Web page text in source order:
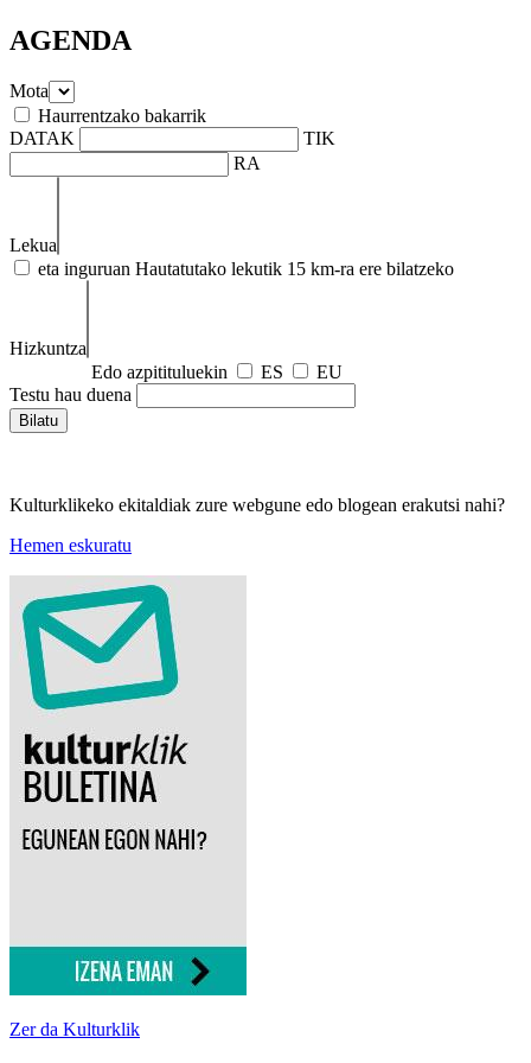
AGENDA
Mota
Haurrentzako bakarrik
DATAK
TIK
RA
Lekua
eta inguruan Hautatutako lekutik 15 km-ra ere bilatzeko
Hizkuntza
Edo azpitituluekin
ES
EU
Testu hau duena
Kulturklikeko ekitaldiak zure webgune edo blogean erakutsi nahi?
Hemen eskuratu
Zer da Kulturklik